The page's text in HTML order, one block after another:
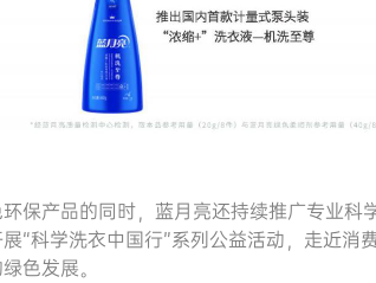
保产品的同时，蓝月亮还持续推广专业
“科学洗衣中国行”系列公益活动，走近
色发展。